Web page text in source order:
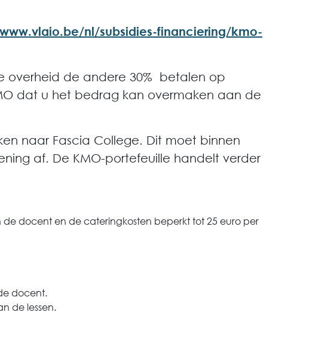
nl/subsidies-financiering/kmo-
overheid de andere 30% betalen op
dat u het bedrag kan overmaken aan de
naar Fascia College. Dit moet binnen
af. De KMO-portefeuille handelt verder
de docent en de cateringkosten beperkt tot 25 euro per
docent.
de lessen.